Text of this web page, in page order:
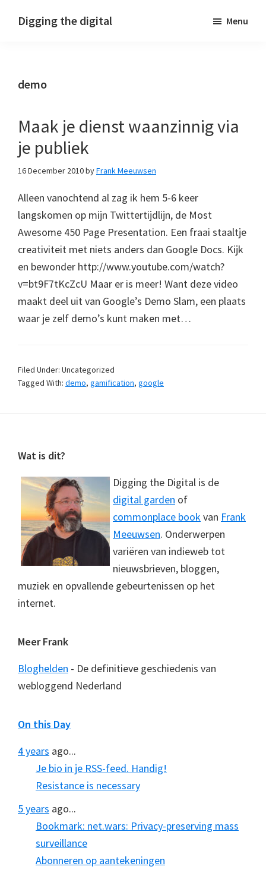
Digging the digital Menu
demo
Maak je dienst waanzinnig via
je publiek
16 December 2010byFrank Meeuwsen
Alleen vanochtend al zag ik hem 5-6 keer
langskomen op mijn Twittertijdlijn, de Most
Awesome 450 Page Presentation. Een fraai staaltje
creativiteit met niets anders dan Google Docs. Kijk
en bewonder http://www.youtube.com/watch?
v=bt9F7tKcZcU Maar er is meer! Want deze video
maakt deel uit van Google’s Demo Slam, een plaats
waar je zelf demo’s kunt maken met…
Filed Under: Uncategorized
Tagged With: demo, gamification, google
Footer
Wat is dit?
Digging the Digital is de
digital garden of
commonplace bookvan Frank
Meeuwsen. Onderwerpen
variëren van indieweb tot
nieuwsbrieven, bloggen,
muziek en opvallende gebeurtenissen op het
internet.
Meer Frank
Bloghelden - De definitieve geschiedenis van
webloggend Nederland
On this Day
4 years ago...
Je bio in je RSS-feed. Handig!
Resistance is necessary
5 years ago...
Bookmark: net.wars: Privacy-preserving mass
surveillance
Abonneren op aantekeningen